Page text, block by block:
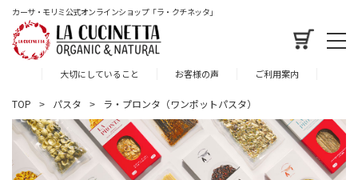
カーサ・モリミ公式オンラインショップ「ラ・クチネッタ」
大切にしていること お客様の声 ご利用案内
TOP パスタ ラ・プロンタ（ワンポットパスタ）